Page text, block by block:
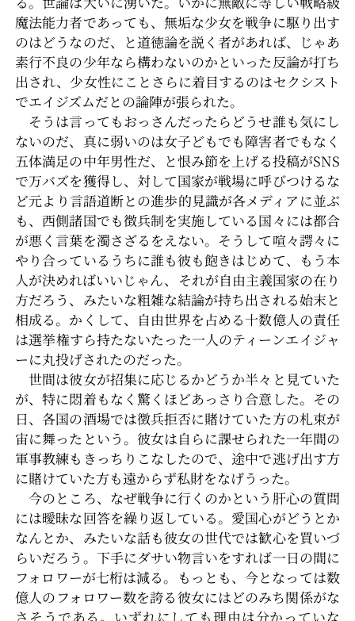
魔法能力者であっても、無垢な少女を戦争に駆り出す
のはどうなのだ、と道徳論を説く者があれば、じゃあ
素行不良の少年なら構わないのかといった反論が打ち
出され、少女性にことさらに着目するのはセクシスト
でエイジズムだとの論陣が張られた。
そうは言ってもおっさんだったらどうせ誰も気にし
ないのだ、真に弱いのは女子どもでも障害者でもなく
五体満足の中年男性だ、と恨み節を上げる投稿がSNS
で万バズを獲得し、対して国家が戦場に呼びつけるな
ど元より言語道断との進歩的見識が各メディアに並ぶ
も、西側諸国でも徴兵制を実施している国々には都合
が悪く言葉を濁さざるをえない。そうして喧々諤々に
やり合っているうちに誰も彼も飽きはじめて、もう本
人が決めればいいじゃん、それが自由主義国家の在り
方だろう、みたいな粗雑な結論が持ち出される始末と
相成る。かくして、自由世界を占める十数億人の責任
は選挙権すら持たないたった一人のティーンエイジャ
ーに丸投げされたのだった。
世間は彼女が招集に応じるかどうか半々と見ていた
が、特に悶着もなく驚くほどあっさり合意した。その
日、各国の酒場では徴兵拒否に賭けていた方の札束が
宙に舞ったという。彼女は自らに課せられた一年間の
軍事教練もきっちりこなしたので、途中で逃げ出す方
に賭けていた方も遠からず私財をなげうった。
今のところ、なぜ戦争に行くのかという肝心の質問
には曖昧な回答を繰り返している。愛国心がどうとか
なんとか、みたいな話も彼女の世代では歓心を買いづ
らいだろう。下手にダサい物言いをすれば一日の間に
フォロワーが七桁は減る。もっとも、今となっては数
億人のフォロワー数を誇る彼女にはどのみち関係がな
さそうである。いずれにしても理由は分かっていな